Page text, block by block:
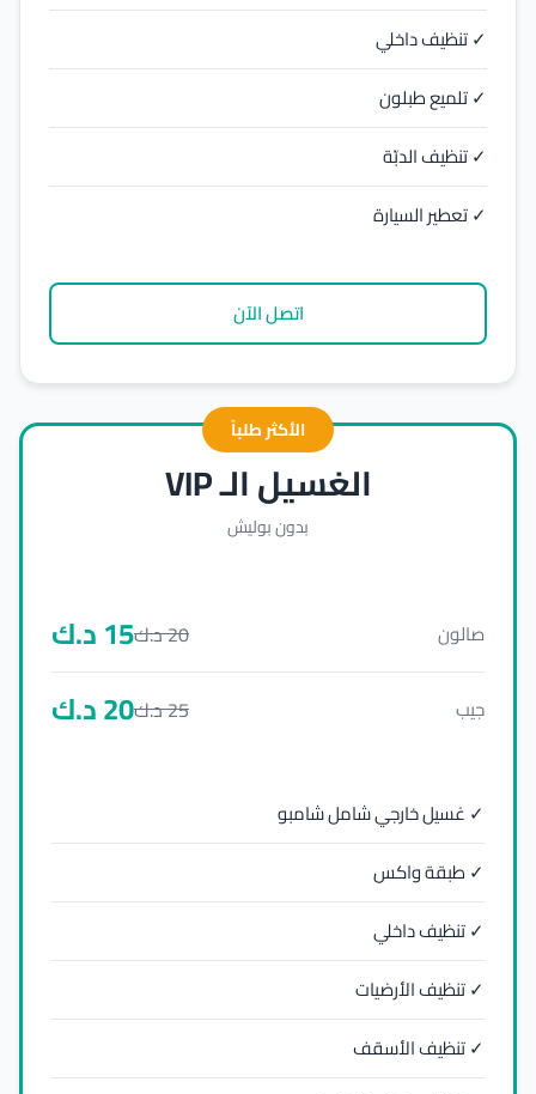
✓ تنظيف داخلي
✓ تلميع طبلون
✓ تنظيف الدبّة
✓ تعطير السيارة
اتصل الآن
الأكثر طلباً
الغسيل الـ VIP
بدون بوليش
صالون 20د.ك15د.ك
جيب 25د.ك20د.ك
✓ غسيل خارجي شامل شامبو
✓ طبقة واكس
✓ تنظيف داخلي
✓ تنظيف الأرضيات
✓ تنظيف الأسقف